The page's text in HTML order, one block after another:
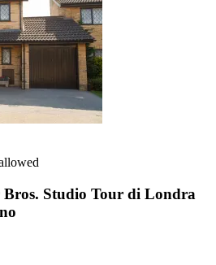
Studio Tour di Londra